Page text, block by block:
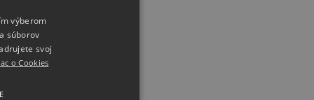
výberom
súborov
svoj
o Cookies